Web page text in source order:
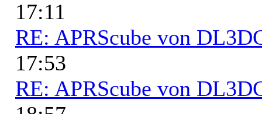
17:11
RE: APRScube von
17:53
RE: APRScube von